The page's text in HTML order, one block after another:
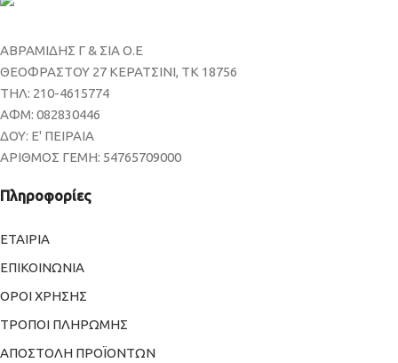
ΑΒΡΑΜΙΔΗΣ Γ & ΣΙΑ Ο.Ε
ΘΕΟΦΡΑΣΤΟΥ 27 ΚΕΡΑΤΣΙΝΙ, ΤΚ 18756
ΤΗΛ: 210-4615774
ΑΦΜ: 082830446
ΔΟΥ: Ε' ΠΕΙΡΑΙΑ
ΑΡΙΘΜΟΣ ΓΕΜΗ: 54765709000
Πληροφορίες
ΕΤΑΙΡΙΑ
ΕΠΙΚΟΙΝΩΝΙΑ
ΟΡΟΙ ΧΡΗΣΗΣ
ΤΡΟΠΟΙ ΠΛΗΡΩΜΗΣ
ΑΠΟΣΤΟΛΗ ΠΡΟΪΟΝΤΩΝ